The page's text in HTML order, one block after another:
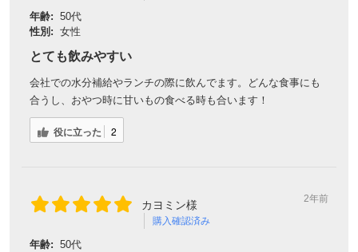
年齢: 50代
性別: 女性
とても飲みやすい
会社での水分補給やランチの際に飲んでます。どんな食事にも
合うし、おやつ時に甘いもの食べる時も合います！
役に立った 2
カヨミン様
購入確認済み
2年前
年齢: 50代